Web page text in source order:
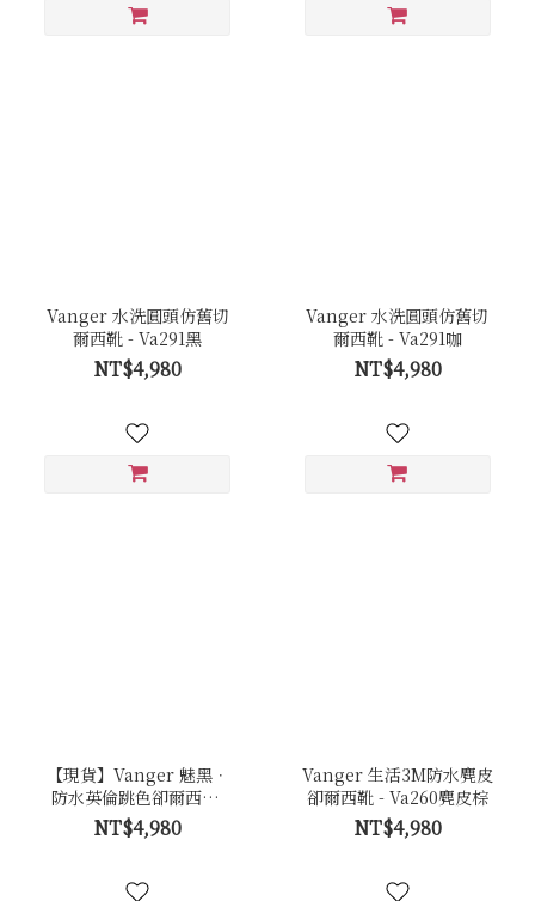
Vanger 水洗圓頭仿舊切
爾西靴 - Va291黑
NT$4,980
Vanger 水洗圓頭仿舊切
爾西靴 - Va291咖
NT$4,980
【現貨】Vanger 魅黑．
防水英倫跳色卻爾西靴-
Va260防水黑(黑帶)
NT$4,980
Vanger 生活3M防水麂皮
卻爾西靴 - Va260麂皮棕
NT$4,980